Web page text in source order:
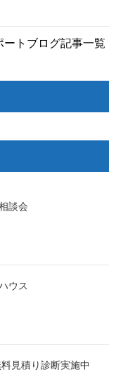
ートブログ記事一覧
談会
ウス
見積り診断実施中